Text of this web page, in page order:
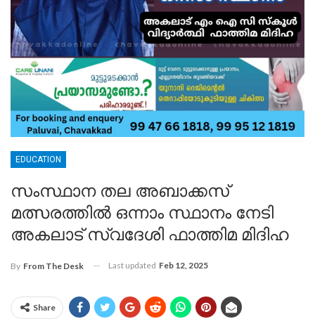
EDUCATION
സംസ്ഥാന തല അബാക്കസ്
മത്സരത്തിൽ ഒന്നാം സ്ഥാനം നേടി
അകലാട് സ്വദേശി ഫാത്തിമ മിദിഹ
By From The Desk Last updated Feb 12, 2025
Share